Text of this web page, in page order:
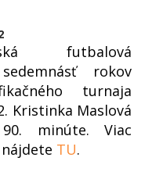
futbalová
rokov
turnaja
Kristinka Maslová
minúte. Viac
TU.